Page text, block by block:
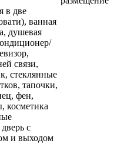
в две
ванная
душевая
связи,
стеклянные
тапочки,
фен,
косметика
с
и выходом